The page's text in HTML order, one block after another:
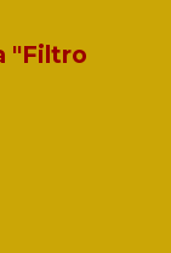
"Filtro